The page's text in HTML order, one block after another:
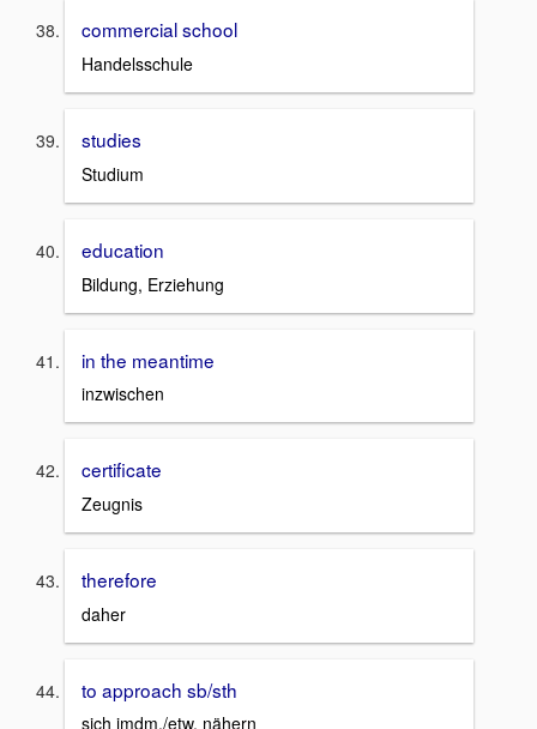
commercial school
Handelsschule
studies
Studium
education
Bildung, Erziehung
in the meantime
inzwischen
certificate
Zeugnis
therefore
daher
to approach sb/sth
sich jmdm./etw. nähern